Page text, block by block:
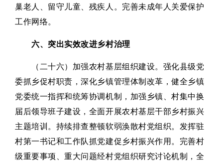
巢老人、留守儿童、残疾人。完善未成年人关爱保护
工作网络。
六、突出实效改进乡村治理
（二十六）加强农村基层组织建设。强化县级党
委抓乡促村职责，深化乡镇管理体制改革，健全乡镇
党委统一指挥和统筹协调机制，加强乡镇、村集中换
届后领导班子建设，全面开展农村基层干部乡村振兴
主题培训。持续排查整顿软弱涣散村党组织。发挥驻
村第一书记和工作队抓党建促乡村振兴作用。完善村
级重要事项、重大问题经村党组织研究讨论机制，全